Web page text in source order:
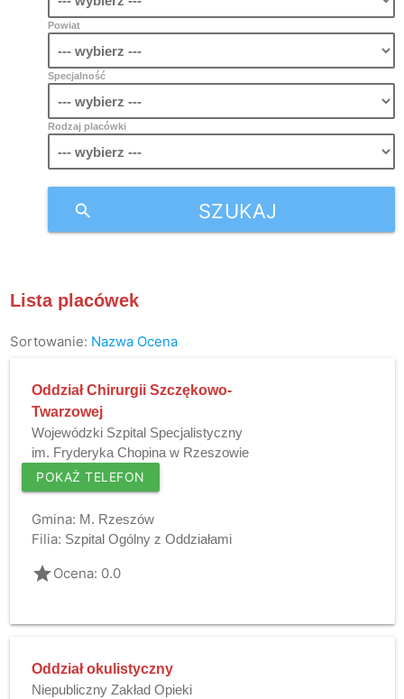
Powiat
Specjalność
Rodzaj placówki
SZUKAJ
search
Lista placówek
Sortowanie: Nazwa Ocena
Oddział Chirurgii Szczękowo-
Twarzowej
Wojewódzki Szpital Specjalistyczny
im. Fryderyka Chopina w Rzeszowie
POKAŻ TELEFON
Gmina: M. Rzeszów
Filia: Szpital Ogólny z Oddziałami
gradeOcena: 0.0
Oddział okulistyczny
Niepubliczny Zakład Opieki